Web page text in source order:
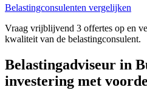
Belastingconsulenten vergelijken
Vraag vrijblijvend 3 offertes op en
kwaliteit van de belastingconsulent.
Belastingadviseur in
investering met